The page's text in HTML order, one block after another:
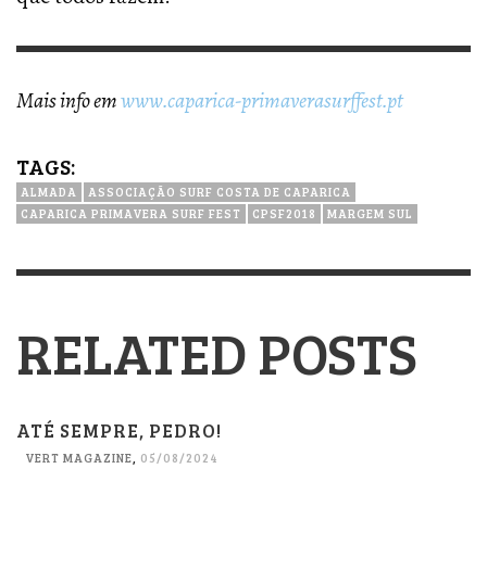
Mais info emwww.caparica-primaverasurffest.pt
TAGS:
ALMADA
ASSOCIAÇÃO SURF COSTA DE CAPARICA
CAPARICA PRIMAVERA SURF FEST
CPSF2018 MARGEM SUL
RELATED POSTS
ATÉ SEMPRE, PEDRO!
VERT MAGAZINE 05/08/2024